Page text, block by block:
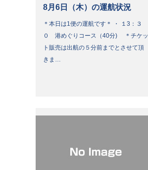
8月6日（木）の運航状況
＊本日は1便の運航です＊ ・ １3：３
０ 港めぐりコース（40分) ＊チケッ
ト販売は出航の５分前までとさせて頂
きま…